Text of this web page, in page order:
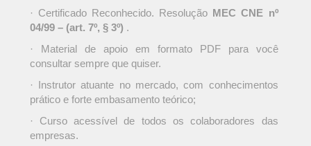
· Certificado Reconhecido. Resolução MEC CNE nº
04/99 – (art. 7º, § 3º) .
· Material de apoio em formato PDF para você
consultar sempre que quiser.
· Instrutor atuante no mercado, com conhecimentos
prático e forte embasamento teórico;
· Curso acessível de todos os colaboradores das
empresas.